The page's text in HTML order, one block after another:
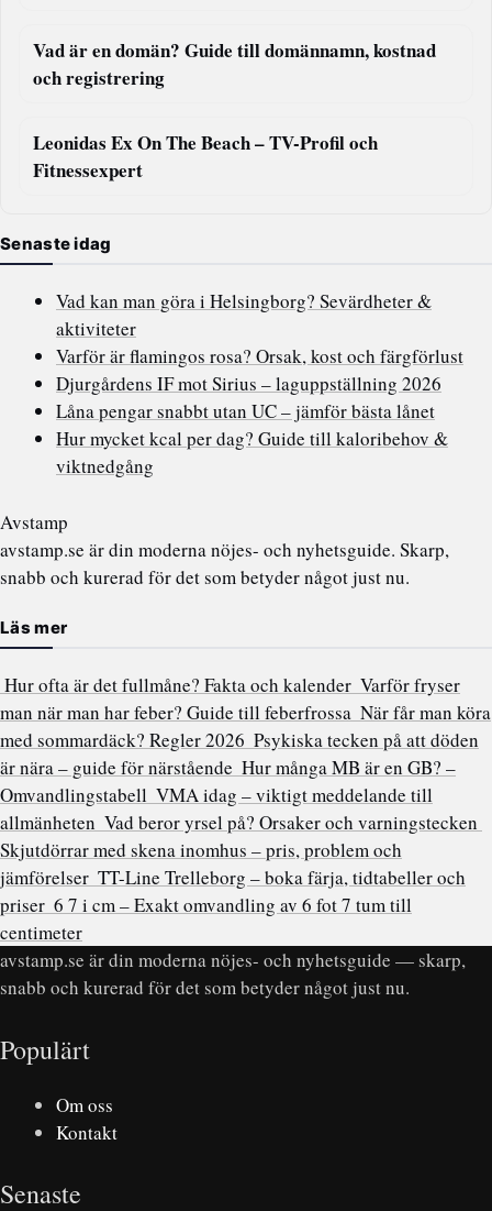
Vad är en domän? Guide till domännamn, kostnad
och registrering
Leonidas Ex On The Beach – TV-Profil och
Fitnessexpert
Senaste idag
Vad kan man göra i Helsingborg? Sevärdheter &
aktiviteter
Varför är flamingos rosa? Orsak, kost och färgförlust
Djurgårdens IF mot Sirius – laguppställning 2026
Låna pengar snabbt utan UC – jämför bästa lånet
Hur mycket kcal per dag? Guide till kaloribehov &
viktnedgång
Avstamp
avstamp.se är din moderna nöjes- och nyhetsguide. Skarp,
snabb och kurerad för det som betyder något just nu.
Läs mer
Hur ofta är det fullmåne? Fakta och kalender Varför fryser
man när man har feber? Guide till feberfrossa När får man köra
med sommardäck? Regler 2026 Psykiska tecken på att döden
är nära – guide för närstående Hur många MB är en GB? –
Omvandlingstabell VMA idag – viktigt meddelande till
allmänheten Vad beror yrsel på? Orsaker och varningstecken
Skjutdörrar med skena inomhus – pris, problem och
jämförelser TT-Line Trelleborg – boka färja, tidtabeller och
priser 6 7 i cm – Exakt omvandling av 6 fot 7 tum till
centimeter
avstamp.se är din moderna nöjes- och nyhetsguide — skarp,
snabb och kurerad för det som betyder något just nu.
Populärt
Om oss
Kontakt
Senaste